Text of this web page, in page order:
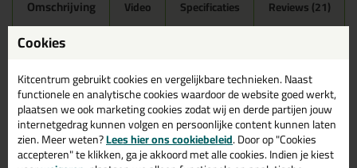
Omschrijving Video Specificaties Reviews (21)
Ottoseal S100 300ml in
Sneeuwwit C116
Zoek je kit in een specifieke kleur? Gevonden! Deze sanitairkit
Ottoseal S100 300ml in de kleur Sneeuwwit C116 is te gebruiken
voor verschillende toepassingen. Een duurzame en veelzijdige kit
welke makkelijk te verwerken is. Perfect als je een bijpassende
kleur zoekt met gegarandeerd een topresultaat. Bestel de
Ottoseal S100 300ml in kleur Sneeuwwit C116 vandaag nog! Op
Cookies
Kitcentrum gebruikt cookies en vergelijkbare technieken. Naast
functionele en analytische cookies waardoor de website goed werkt,
plaatsen we ook marketing cookies zodat wij en derde partijen jouw
internetgedrag kunnen volgen en persoonlijke content kunnen laten
zien. Meer weten?Lees hier ons cookiebeleid. Door op "Cookies
accepteren" te klikken, ga je akkoord met alle cookies. Indien je kiest